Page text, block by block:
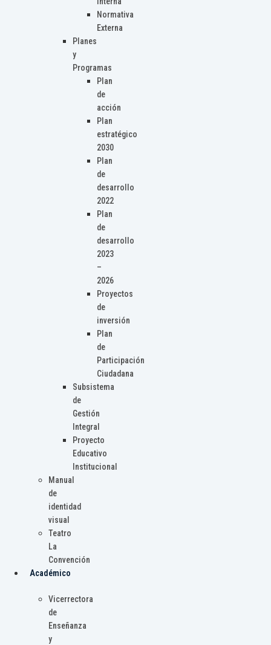
Normativa
Externa
Planes
y
Programas
Plan
de
acción
Plan
estratégico
2030
Plan
de
desarrollo
2022
Plan
de
desarrollo
2023
–
2026
Proyectos
de
inversión
Plan
de
Participación
Ciudadana
Subsistema
de
Gestión
Integral
Proyecto
Educativo
Institucional
Manual
de
identidad
visual
Teatro
La
Convención
Académico
Vicerrectora
de
Enseñanza
y